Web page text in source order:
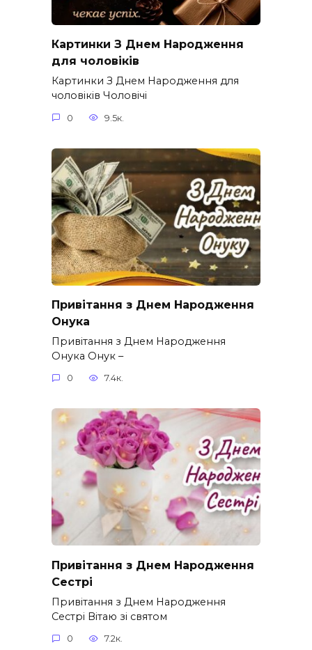
Картинки З Днем Народження
для чоловіків​
Картинки З Днем Народження для
чоловіків​ Чоловічі
0 9.5к.
Привітання з Днем Народження
Онука
Привітання з Днем Народження
Онука Онук –
0 7.4к.
Привітання з Днем Народження
Сестрі
Привітання з Днем Народження
Сестрі Вітаю зі святом
0 7.2к.